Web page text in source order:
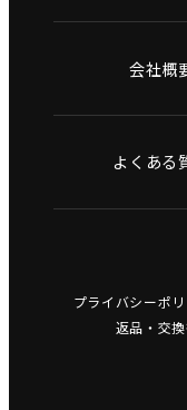
会社概
よくある
プライバシーポ
返品・交